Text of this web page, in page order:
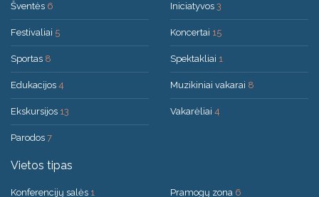
Šventės 6
Festivaliai 5
Sportas 8
Edukacijos 4
Ekskursijos 13
Parodos 7
Iniciatyvos 3
Koncertai 15
Spektakliai 1
Muzikiniai vakarai 8
Vakarėliai 4
Vietos tipas
Konferencijų salės 1 Pramogų zona 6